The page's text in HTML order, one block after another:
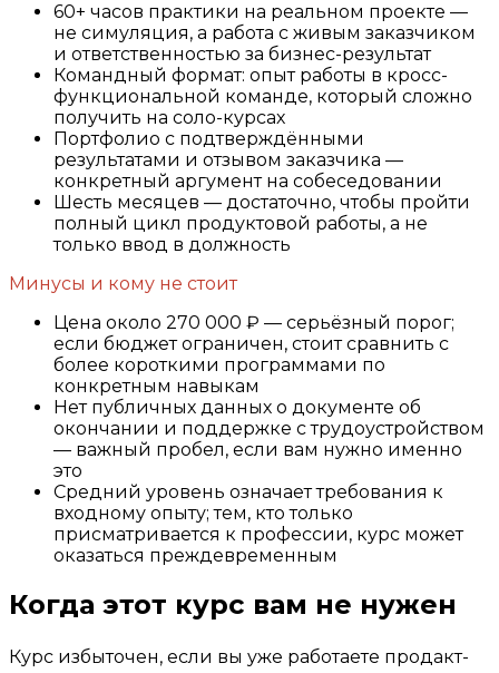
60+ часов практики на реальном проекте —
не симуляция, а работа с живым заказчиком
и ответственностью за бизнес-результат
Командный формат: опыт работы в кросс-
функциональной команде, который сложно
получить на соло-курсах
Портфолио с подтверждёнными
результатами и отзывом заказчика —
конкретный аргумент на собеседовании
Шесть месяцев — достаточно, чтобы пройти
полный цикл продуктовой работы, а не
только ввод в должность
Минусы и кому не стоит
Цена около 270 000 ₽ — серьёзный порог;
если бюджет ограничен, стоит сравнить с
более короткими программами по
конкретным навыкам
Нет публичных данных о документе об
окончании и поддержке с трудоустройством
— важный пробел, если вам нужно именно
это
Средний уровень означает требования к
входному опыту; тем, кто только
присматривается к профессии, курс может
оказаться преждевременным
Когда этот курс вам не нужен
Курс избыточен, если вы уже работаете продакт-